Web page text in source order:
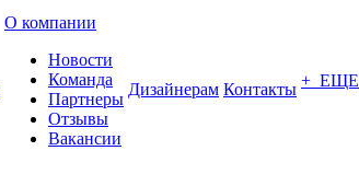
О компании
Новости
Команда
Партнеры
Отзывы
Вакансии
Дизайнерам Контакты + ЕЩЕ